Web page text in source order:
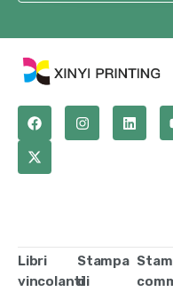
Libri
vincolanti
Stampa
di